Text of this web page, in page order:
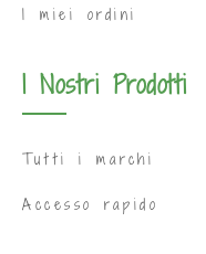
I miei ordini
I Nostri Prodotti
Tutti i marchi
Accesso rapido